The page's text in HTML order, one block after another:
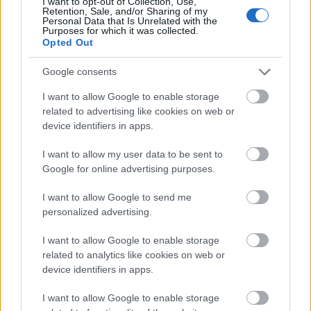
Retention, Sale, and/or Sharing of my
Personal Data that Is Unrelated with the
Purposes for which it was collected.
Opted Out
Google consents
I want to allow Google to enable storage
related to advertising like cookies on web or
device identifiers in apps.
I want to allow my user data to be sent to
Google for online advertising purposes.
I want to allow Google to send me
personalized advertising.
I want to allow Google to enable storage
related to analytics like cookies on web or
device identifiers in apps.
I want to allow Google to enable storage
Kilakoltatások Magyarországon:
Március 1-től nem védi a kilakoltatási moratórium
azokat az adósokat, akik ellen tartozásuk miatt
végrehajtási eljárás indult vagy már el is árverezték
az ingatlanukat. Bár a korábbi hírek arról szóltak,
hogy tízezrek kerülhetnek az utcára, a Magyar
Bírósági Végrehajtói Kar elnöke szerint az idén
várható kilakoltatások száma nem éri el az ezret.
Bár a végrehajtói kar korábbi adatai szerint a
végrehajtási ügyet függesztettek fel, a szervezet
elnöke szerint nem várható kilakoltatási hullám.
Becsléseik szerint körülbelül 600 lakáskiürítés
várható idén, ami a korábbi évekhez képest nem